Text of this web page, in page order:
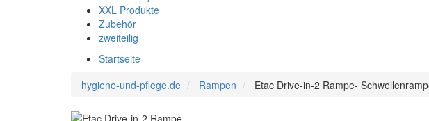
XXL Produkte
Zubehör
zweiteilig
Startseite
hygiene-und-pflege.de
Rampen Etac Drive-in-2 Rampe-